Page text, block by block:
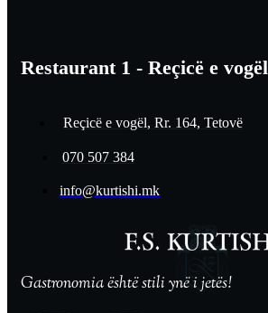
Restaurant 1 - Reçicë e vogël
Reçicë e vogël, Rr. 164, Tetovë
070 507 384
info@kurtishi.mk
Gastronomia është stili ynë i jetës!